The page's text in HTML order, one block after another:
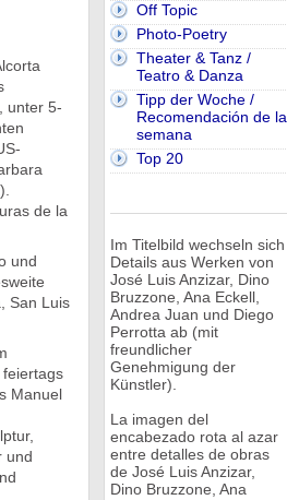
unter 5-
de la
und
San Luis
Manuel
und
Off Topic
Photo-Poetry
Theater & Tanz /
Teatro & Danza
Tipp der Woche /
Recomendación de la
semana
Top 20
Im Titelbild wechseln sich
Details aus Werken von
José Luis Anzizar, Dino
Bruzzone, Ana Eckell,
Andrea Juan und Diego
Perrotta ab (mit
freundlicher
Genehmigung der
Künstler).
La imagen del
encabezado rota al azar
entre detalles de obras
de José Luis Anzizar,
Dino Bruzzone, Ana